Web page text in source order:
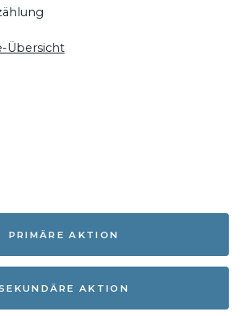
Übersicht
PRIMÄRE AKTION
AKTION